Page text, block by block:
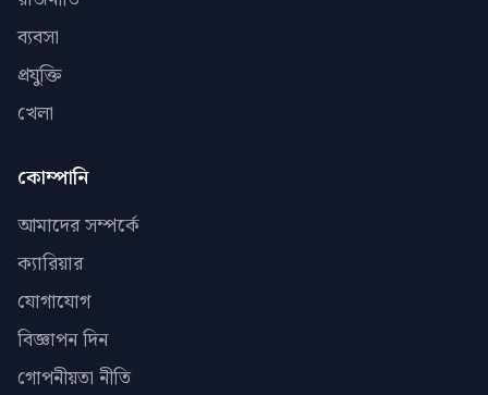
ব্যবসা
প্রযুক্তি
খেলা
কোম্পানি
আমাদের সম্পর্কে
ক্যারিয়ার
যোগাযোগ
বিজ্ঞাপন দিন
গোপনীয়তা নীতি